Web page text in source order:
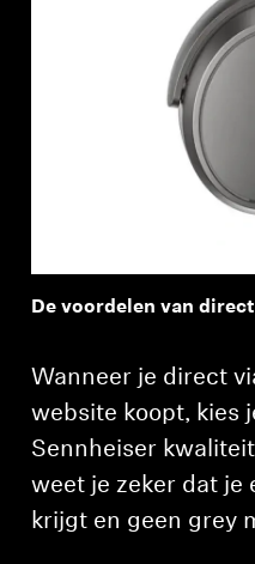
De voordelen van
Wanneer je direct
website koopt, kies
Sennheiser
weet je zeker dat je
krijgt en geen grey